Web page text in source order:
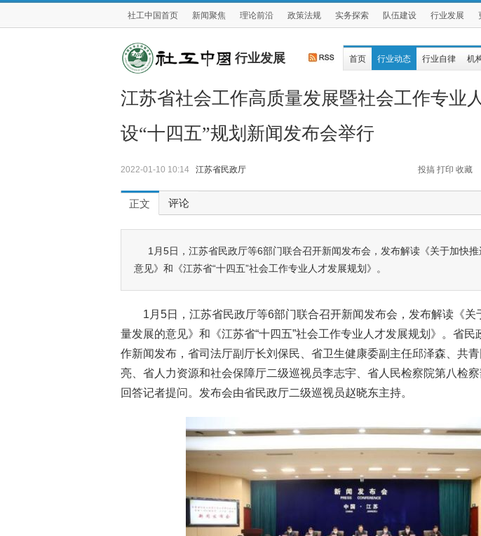
社工中国首页 新闻聚焦 理论前沿 政策法规 实务探索 队伍建设 行业发展
行业发展 首页 行业动态 行业自律 机
江苏省社会工作高质量发展暨社会工作专业
设“十四五”规划新闻发布会举行
2022-01-10 10:14 江苏省民政厅 投搞 打印 收藏
正文 评论
1月5日，江苏省民政厅等6部门联合召开新闻发布会，发布解读《关于加快
意见》和《江苏省“十四五”社会工作专业人才发展规划》。
1月5日，江苏省民政厅等6部门联合召开新闻发布会，发布解读《关
量发展的意见》和《江苏省“十四五”社会工作专业人才发展规划》。省
作新闻发布，省司法厅副厅长刘保民、省卫生健康委副主任邱泽森、共
亮、省人力资源和社会保障厅二级巡视员李志宇、省人民检察院第八检
回答记者提问。发布会由省民政厅二级巡视员赵晓东主持。